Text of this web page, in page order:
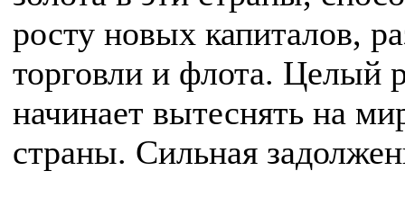
росту новых капиталов,
торговли и флота. Целый
начинает вытеснять на
страны. Сильная